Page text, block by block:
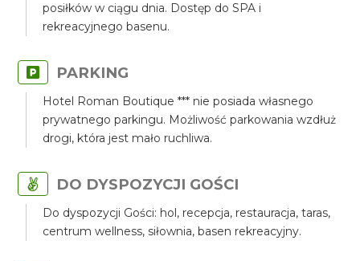
posiłków w ciągu dnia. Dostęp do SPA i
rekreacyjnego basenu.
PARKING
Hotel Roman Boutique *** nie posiada własnego
prywatnego parkingu. Możliwość parkowania wzdłuż
drogi, która jest mało ruchliwa.
DO DYSPOZYCJI GOŚCI
Do dyspozycji Gości: hol, recepcja, restauracja, taras,
centrum wellness, siłownia, basen rekreacyjny.